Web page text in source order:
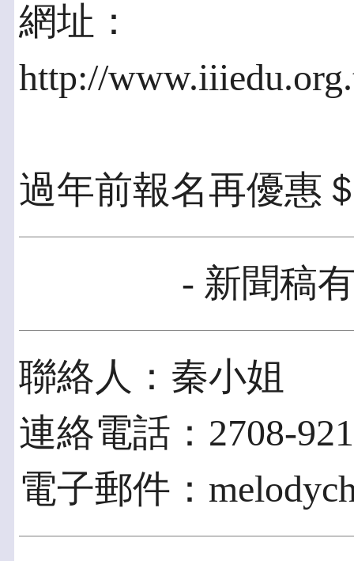
網址：
http://
過年前報名再優惠
- 新聞稿
聯絡人：秦小姐
連絡電話：2708-
電子郵件：